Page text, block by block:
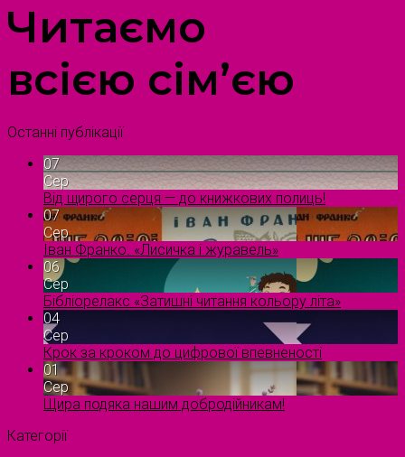
Читаємо
всією сім’єю
Останні публікації
07
Сер
Від щирого серця — до книжкових полиць!
07
Сер
Іван Франко. «Лисичка і журавель»
06
Сер
Бібліорелакс «Затишні читання кольору літа»
04
Сер
Крок за кроком до цифрової впевненості
01
Сер
Щира подяка нашим добродійникам!
Категорії